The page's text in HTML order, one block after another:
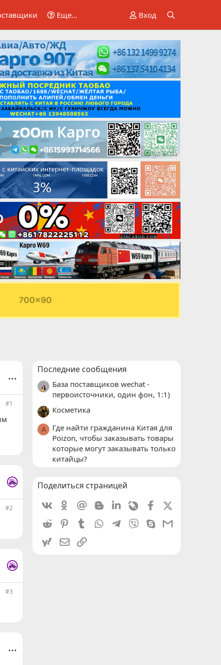
Еще... Вход
...
#1
...
#2
...
#3
...
Последние сообщения
База поставщиков wechat -
первоисточники, один фон, 1:1)
Косметика
A
Где найти гражданина Китая для
Poizon, чтобы заказывать товары
которые могут заказывать только
китайцы?
Поделиться страницей
VkontakteOdnoklassniki
Mail.ru BloggerLinkedin
LivejournalFacebook
Reddit PinterestTumblr WhatsAppTelegram
Viber SkypeGmail
yahoomailЭлектронная почта